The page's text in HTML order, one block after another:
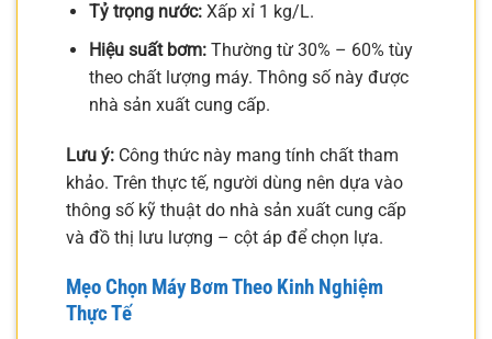
Tỷ trọng nước:Xấp xỉ 1 kg/L.
Hiệu suất bơm:Thường từ 30% – 60% tùy
theo chất lượng máy. Thông số này được
nhà sản xuất cung cấp.
Lưu ý: Công thức này mang tính chất tham
khảo. Trên thực tế, người dùng nên dựa vào
thông số kỹ thuật do nhà sản xuất cung cấp
và đồ thị lưu lượng – cột áp để chọn lựa.
Mẹo Chọn Máy Bơm Theo Kinh Nghiệm
Thực Tế